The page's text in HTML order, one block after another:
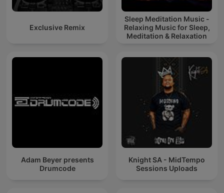
Exclusive Remix
Sleep Meditation Music -
Relaxing Music for Sleep,
Meditation & Relaxation
Adam Beyer presents
Drumcode
Knight SA - MidTempo
Sessions Uploads